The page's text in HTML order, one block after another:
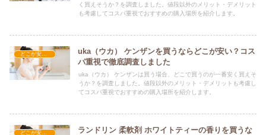
く買えそうか？を調査しました。値段以外のメリット・デメリット
も考慮してコスパ重視でおすすめの購入場所を紹介します。
uka（ウカ） ケンザンを買うならどこが安い？コス
パ重視で徹底調査しました
uka（ウカ） ケンザンは買う場合、どこで買うのが一番安く買えそ
うか？を調査しました。値段以外のメリット・デメリットも考慮し
てコスパ重視でおすすめの購入場所を紹介します。
ランドリン 柔軟剤 ホワイトティーの香りを買うな